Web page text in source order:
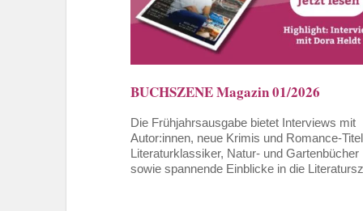
BUCHSZENE Magazin 01/2026
Die Frühjahrsausgabe bietet Interviews mit
Autor:innen, neue Krimis und Romance-
Literaturklassiker, Natur- und Gartenbücher
sowie spannende Einblicke in die